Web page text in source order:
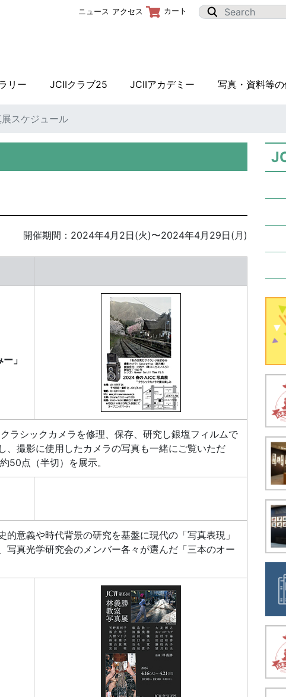
リー JCIIクラブ25 JCIIアカデミー 写真・資料等
ニュース アクセス カート
スケジュール
開催期間： 2024年4月2日(火)〜2024年4月29日(月)
」
ラシックカメラを修理、保存、研究し銀塩フィルムで
撮影に使用したカメラの写真も一緒にご覧いただ
50点（半切）を展示。
意義や時代背景の研究を基盤に現代の「写真表現」
真光学研究会のメンバー各々が選んだ「三本のオー